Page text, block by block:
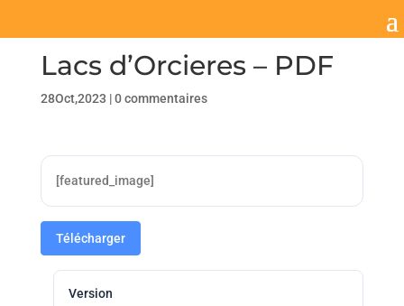
Lacs d’Orcieres – PDF
28Oct,2023 |0 commentaires
[featured_image]
Télécharger
Version